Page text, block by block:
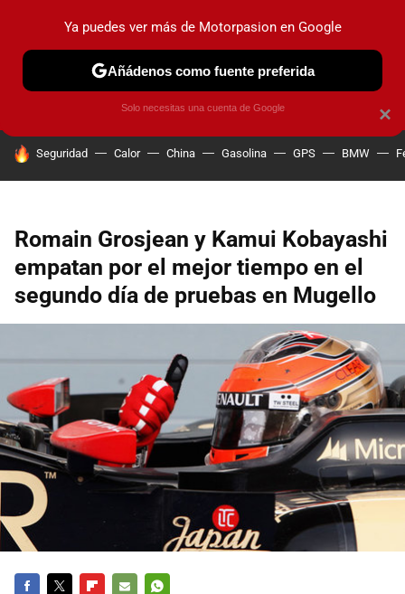
PRUEBAS COCHES ELÉCTRICOS OBSERVATORIO
HOY SE HABLA DE
Seguridad Calor China Gasolina GPS BMW
Romain Grosjean y Kamui Kobayashi
empatan por el mejor tiempo en el
segundo día de pruebas en Mugello
×
Ya puedes ver más de Motorpasion en Google
Añádenos como fuente preferida
Solo necesitas una cuenta de Google